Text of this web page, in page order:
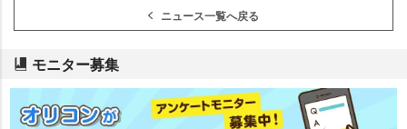
ニュース一覧へ戻る
モニター募集